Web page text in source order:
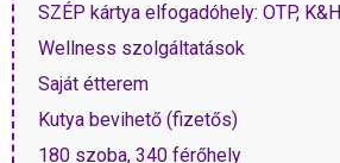
SZÉP kártya elfogadóhely: OTP, K&H
Wellness szolgáltatások
Saját étterem
Kutya bevihető (fizetős)
180 szoba, 340 férőhely